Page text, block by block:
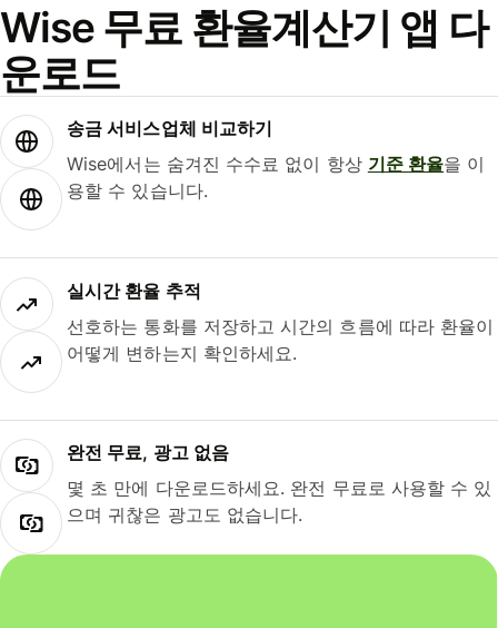
Wise 무료 환율계산기 앱 다
운로드
송금 서비스업체 비교하기
Wise에서는 숨겨진 수수료 없이 항상 기준 환율을 이
용할 수 있습니다.
실시간 환율 추적
선호하는 통화를 저장하고 시간의 흐름에 따라 환율이
어떻게 변하는지 확인하세요.
완전 무료, 광고 없음
몇 초 만에 다운로드하세요. 완전 무료로 사용할 수 있
으며 귀찮은 광고도 없습니다.